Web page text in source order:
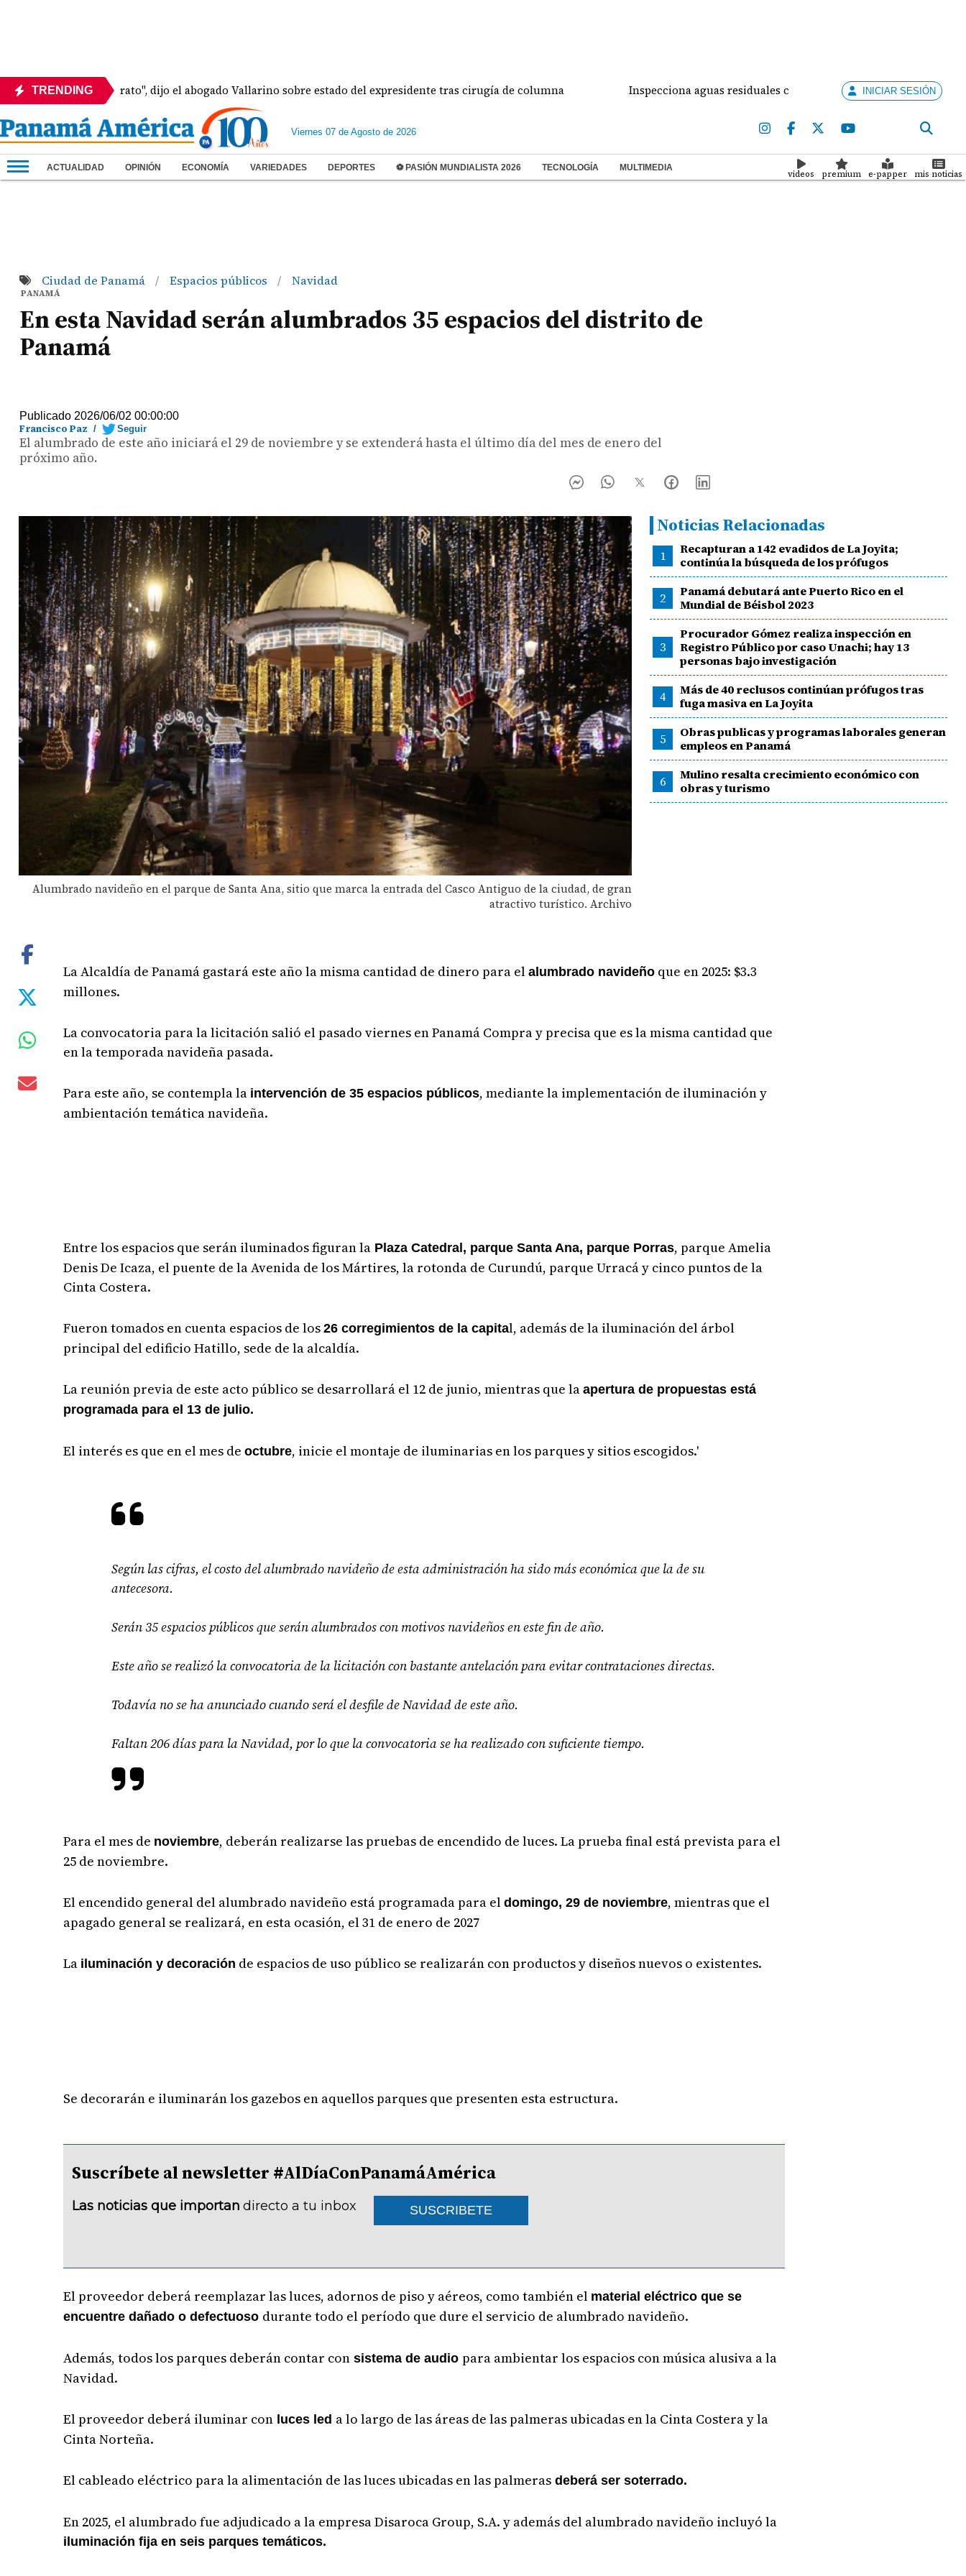
TRENDING
Martinelli pa' rato", dijo el abogado Vallarino sobre estado del expresidente tras cirugía de columna Inspecciona aguas residuales colapsadas en Panamá Oeste: una crisis
INICIAR SESIÓN
Viernes 07 de Agosto de 2026
ACTUALIDAD OPINIÓN ECONOMÍA VARIEDADES DEPORTES ⚽ PASIÓN MUNDIALISTA 2026 TECNOLOGÍA MULTIMEDIA
videos premium e-papper mis noticias
Ciudad de Panamá / Espacios públicos / Navidad
PANAMÁ
En esta Navidad serán alumbrados 35 espacios del distrito de
Panamá
Publicado 2026/06/02 00:00:00
Francisco Paz / Seguir
El alumbrado de este año iniciará el 29 de noviembre y se extenderá hasta el último día del mes de enero del
próximo año.
Alumbrado navideño en el parque de Santa Ana, sitio que marca la entrada del Casco Antiguo de la ciudad, de gran
atractivo turístico. Archivo
Noticias Relacionadas
1
Recapturan a 142 evadidos de La Joyita;
continúa la búsqueda de los prófugos
2
Panamá debutará ante Puerto Rico en el
Mundial de Béisbol 2023
3
Procurador Gómez realiza inspección en
Registro Público por caso Unachi; hay 13
personas bajo investigación
4
Más de 40 reclusos continúan prófugos tras
fuga masiva en La Joyita
5
Obras publicas y programas laborales generan
empleos en Panamá
6
Mulino resalta crecimiento económico con
obras y turismo
La Alcaldía de Panamá gastará este año la misma cantidad de dinero para elalumbrado navideño que en 2025: $3.3
millones.
La convocatoria para la licitación salió el pasado viernes en Panamá Compra y precisa que es la misma cantidad que
en la temporada navideña pasada.
Para este año, se contempla la intervención de 35 espacios públicos, mediante la implementación de iluminación y
ambientación temática navideña.
Entre los espacios que serán iluminados figuran la Plaza Catedral, parque Santa Ana, parque Porras, parque Amelia
Denis De Icaza, el puente de la Avenida de los Mártires, la rotonda de Curundú, parque Urracá y cinco puntos de la
Cinta Costera.
Fueron tomados en cuenta espacios de los26 corregimientos de la capital, además de la iluminación del árbol
principal del edificio Hatillo, sede de la alcaldía.
La reunión previa de este acto público se desarrollará el 12 de junio, mientras que laapertura de propuestas está
programada para el 13 de julio.
El interés es que en el mes deoctubre, inicie el montaje de iluminarias en los parques y sitios escogidos.'
Según las cifras, el costo del alumbrado navideño de esta administración ha sido más económica que la de su
antecesora.
Serán 35 espacios públicos que serán alumbrados con motivos navideños en este fin de año.
Este año se realizó la convocatoria de la licitación con bastante antelación para evitar contrataciones directas.
Todavía no se ha anunciado cuando será el desfile de Navidad de este año.
Faltan 206 días para la Navidad, por lo que la convocatoria se ha realizado con suficiente tiempo.
Para el mes de noviembre, deberán realizarse las pruebas de encendido de luces. La prueba final está prevista para el
25 de noviembre.
El encendido general del alumbrado navideño está programada para eldomingo, 29 de noviembre, mientras que el
apagado general se realizará, en esta ocasión, el 31 de enero de 2027
La iluminación y decoración de espacios de uso público se realizarán con productos y diseños nuevos o existentes.
Se decorarán e iluminarán los gazebos en aquellos parques que presenten esta estructura.
Suscríbete al newsletter #AlDíaConPanamáAmérica
Las noticias que importan directo a tu inbox SUSCRIBETE
El proveedor deberá reemplazar las luces, adornos de piso y aéreos, como también el material eléctrico que se
encuentre dañado o defectuoso durante todo el período que dure el servicio de alumbrado navideño.
Además, todos los parques deberán contar con sistema de audiopara ambientar los espacios con música alusiva a la
Navidad.
El proveedor deberá iluminar con luces led a lo largo de las áreas de las palmeras ubicadas en la Cinta Costera y la
Cinta Norteña.
El cableado eléctrico para la alimentación de las luces ubicadas en las palmeras deberá ser soterrado.
En 2025, el alumbrado fue adjudicado a la empresa Disaroca Group, S.A. y además del alumbrado navideño incluyó la
iluminación fija en seis parques temáticos.